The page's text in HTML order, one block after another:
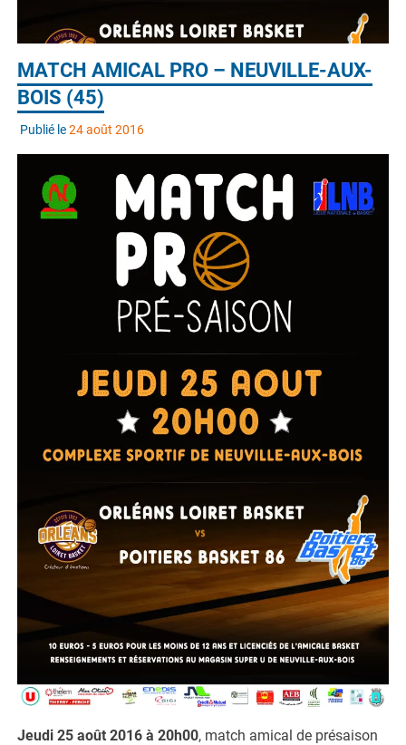
MATCH AMICAL PRO – NEUVILLE-AUX-
BOIS (45)
Publié le24 août 2016
Jeudi 25 août 2016 à 20h00, match amical de présaison